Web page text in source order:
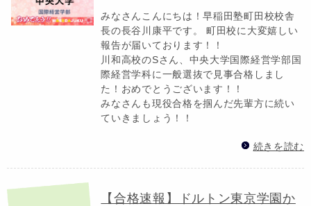
みなさんこんにちは！早稲田塾町田校校舎
長の長谷川康平です。 町田校に大変嬉しい
報告が届いております！！
川和高校のSさん、中央大学国際経営学部国
際経営学科に一般選抜で見事合格しまし
た！おめでとうございます！！
みなさんも現役合格を掴んだ先輩方に続い
ていきましょう！！
続きを読む
【合格速報】ドルトン東京学園か